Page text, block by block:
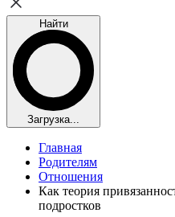
Найти
Загрузка...
Главная
Родителям
Отношения
Как теория
подростков